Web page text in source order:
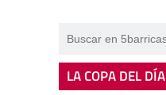
LA COPA DEL DÍA